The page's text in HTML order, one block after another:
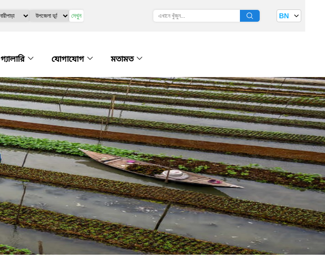
দেখুন BN
গ্যালারি যোগাযোগ মতামত